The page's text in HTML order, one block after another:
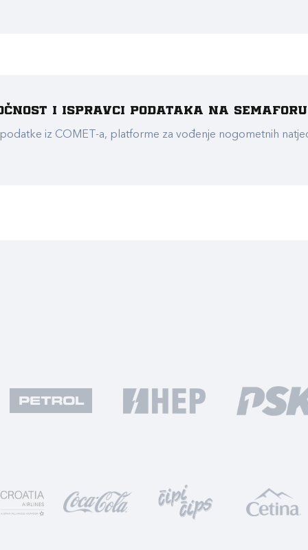
i ispravci podataka na Semaforu
iz COMET-a, platforme za vođenje nogometnih